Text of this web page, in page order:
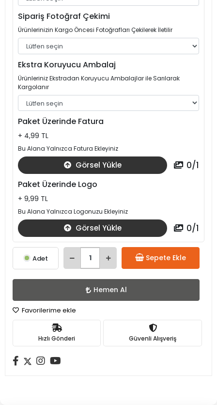
Sipariş Fotoğraf Çekimi
Ürünlerinizin Kargo Öncesi Fotoğrafları Çekilerek İletilir
Ekstra Koruyucu Ambalaj
Ürünleriniz Ekstradan Koruyucu Ambalajlar ile Sarılarak
Kargolanır
Paket Üzerinde Fatura
+ 4,99 TL
Bu Alana Yalnızca Fatura Ekleyiniz
Görsel Yükle 0/1
Paket Üzerinde Logo
+ 9,99 TL
Bu Alana Yalnızca Logonuzu Ekleyiniz
Görsel Yükle 0/1
Adet Sepete Ekle
Hemen Al
Favorilerime ekle
Hızlı Gönderi Güvenli Alışveriş